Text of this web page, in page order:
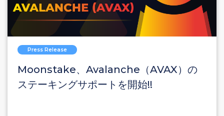
Press Release
Moonstake、Avalanche（AVAX）の
ステーキングサポートを開始!!